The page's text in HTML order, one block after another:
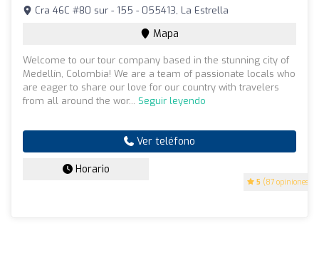
5 (87 opiniones)
Cra 46C #80 sur - 155 - 055413, La Estrella
Mapa
Welcome to our tour company based in the stunning city of
Medellín, Colombia! We are a team of passionate locals who
are eager to share our love for our country with travelers
from all around the wor... Seguir leyendo
Ver teléfono
Horario